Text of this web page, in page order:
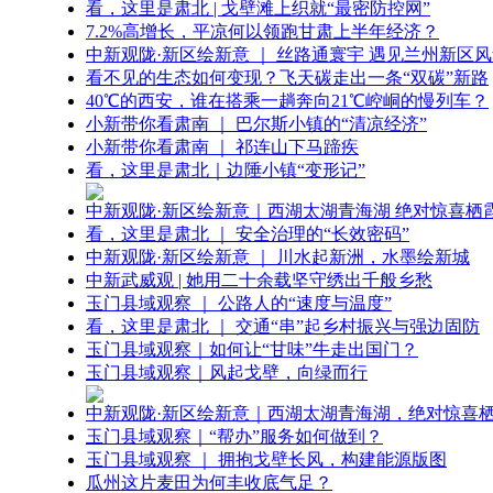
看，这里是肃北 | 戈壁滩上织就“最密防控网”
7.2%高增长，平凉何以领跑甘肃上半年经济？
中新观陇·新区绘新意 ｜ 丝路通寰宇 遇见兰州新区
看不见的生态如何变现？飞天碳走出一条“双碳”新路
40℃的西安，谁在搭乘一趟奔向21℃崆峒的慢列车？
小新带你看肃南 ｜ 巴尔斯小镇的“清凉经济”
小新带你看肃南 ｜ 祁连山下马蹄疾
看，这里是肃北｜边陲小镇“变形记”
中新观陇·新区绘新意｜西湖太湖青海湖 绝对惊喜栖
看，这里是肃北 ｜ 安全治理的“长效密码”
中新观陇·新区绘新意 ｜ 川水起新洲，水墨绘新城
中新武威观 | 她用二十余载坚守绣出千般乡愁
玉门县域观察 ｜ 公路人的“速度与温度”
看，这里是肃北 ｜ 交通“串”起乡村振兴与强边固防
玉门县域观察｜如何让“甘味”牛走出国门？
玉门县域观察｜风起戈壁，向绿而行
中新观陇·新区绘新意｜西湖太湖青海湖，绝对惊喜
玉门县域观察｜“帮办”服务如何做到？
玉门县域观察 ｜ 拥抱戈壁长风，构建能源版图
瓜州这片麦田为何丰收底气足？